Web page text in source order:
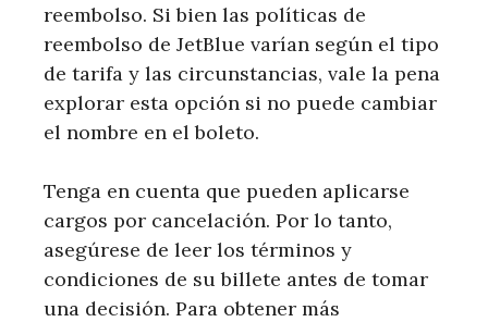
reembolso. Si bien las políticas de
reembolso de JetBlue varían según el tipo
de tarifa y las circunstancias, vale la pena
explorar esta opción si no puede cambiar
el nombre en el boleto.
Tenga en cuenta que pueden aplicarse
cargos por cancelación. Por lo tanto,
asegúrese de leer los términos y
condiciones de su billete antes de tomar
una decisión. Para obtener más